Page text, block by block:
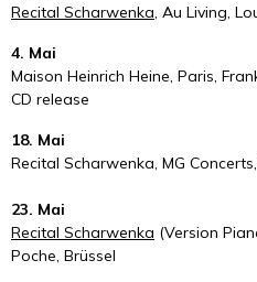
Recital Scharwenka, Au Living,
4. Mai
Maison Heinrich Heine, Paris,
CD release
18. Mai
Recital Scharwenka, MG
23. Mai
Recital Scharwenka (Version
Poche, Brüssel